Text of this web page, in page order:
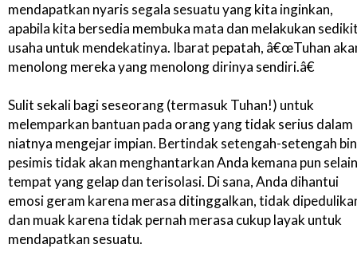
mendapatkan nyaris segala sesuatu yang kita inginkan,
apabila kita bersedia membuka mata dan melakukan
usaha untuk mendekatinya. Ibarat pepatah, â€œTuhan
menolong mereka yang menolong dirinya sendiri.â€
Sulit sekali bagi seseorang (termasuk Tuhan!) untuk
melemparkan bantuan pada orang yang tidak serius dalam
niatnya mengejar impian. Bertindak setengah-setengah bin
pesimis tidak akan menghantarkan Anda kemana pun selain
tempat yang gelap dan terisolasi. Di sana, Anda dihantui
emosi geram karena merasa ditinggalkan, tidak
dan muak karena tidak pernah merasa cukup layak untuk
mendapatkan sesuatu.